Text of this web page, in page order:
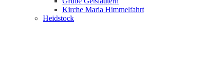
Kirche Maria Himmelfahrt
Heidstock